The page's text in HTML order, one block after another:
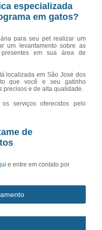
especializada
em gatos?
para seu pet realizar um
um levantamento sobre as
em sua área de
localizada em São José dos
que você e seu gatinho
precisos e de alta qualidade.
serviços oferecidos pelo
de
e entre em contato por